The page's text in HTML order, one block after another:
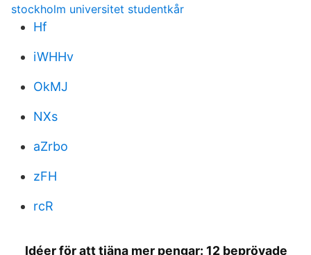
stockholm universitet studentkår
Hf
iWHHv
OkMJ
NXs
aZrbo
zFH
rcR
Idéer för att tjäna mer pengar: 12 beprövade